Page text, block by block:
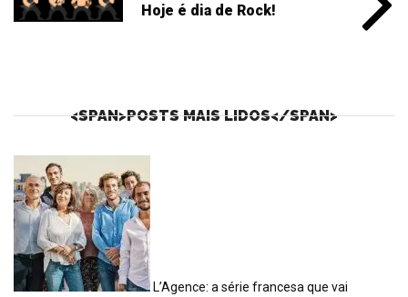
Hoje é dia de Rock!
<SPAN>POSTS MAIS LIDOS</SPAN>
L’Agence: a série francesa que vai